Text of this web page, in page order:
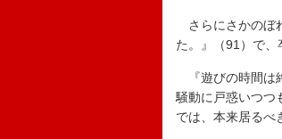
さらにさかのぼ
た。』（91）で、
『遊びの時間は
騒動に戸惑いつつ
では、本来居るべ